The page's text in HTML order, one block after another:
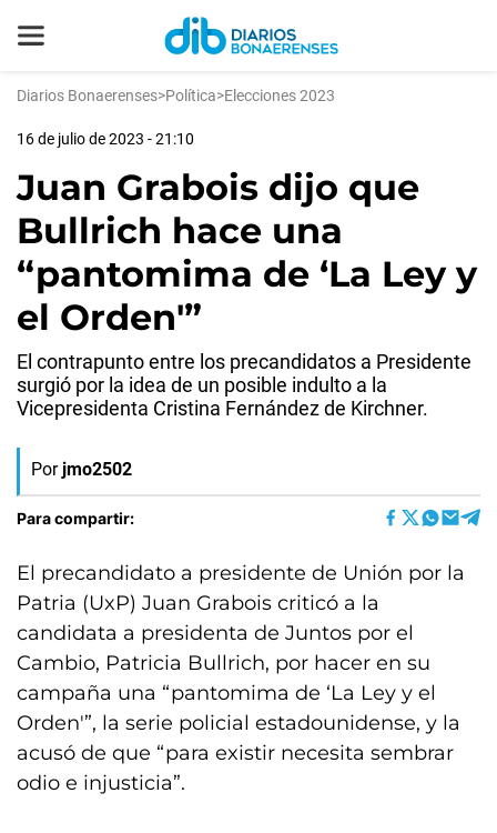
Diarios Bonaerenses>Política>Elecciones 2023
16 de julio de 2023 - 21:10
Juan Grabois dijo que
Bullrich hace una
“pantomima de ‘La Ley y
el Orden'”
El contrapunto entre los precandidatos a Presidente
surgió por la idea de un posible indulto a la
Vicepresidenta Cristina Fernández de Kirchner.
Por jmo2502
Para compartir:
El precandidato a presidente de Unión por la
Patria (UxP) Juan Grabois criticó a la
candidata a presidenta de Juntos por el
Cambio, Patricia Bullrich, por hacer en su
campaña una “pantomima de ‘La Ley y el
Orden'”, la serie policial estadounidense, y la
acusó de que “para existir necesita sembrar
odio e injusticia”.